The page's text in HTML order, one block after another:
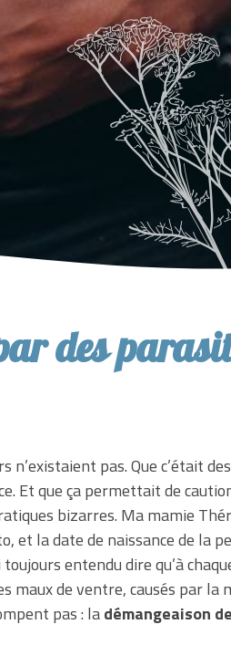
des
n’existaient pas. Que c’était
Et que ça permettait de
bizarres. Ma mamie
et la date de naissance de la
entendu dire qu’à
maux de ventre, causés par la
pas : ladémangeaison